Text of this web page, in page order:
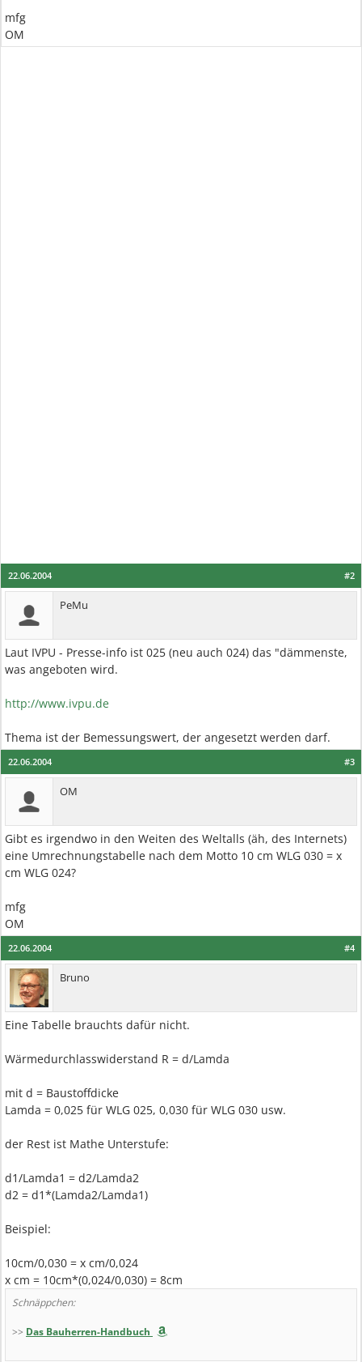
mfg
OM
#2
22.06.2004
PeMu
Laut IVPU - Presse-info ist 025 (neu auch 024) das "dämmenste,
was angeboten wird.
http://www.ivpu.de
Thema ist der Bemessungswert, der angesetzt werden darf.
#3
22.06.2004
OM
Gibt es irgendwo in den Weiten des Weltalls (äh, des Internets)
eine Umrechnungstabelle nach dem Motto 10 cm WLG 030 = x
cm WLG 024?
mfg
OM
#4
22.06.2004
Bruno
Eine Tabelle brauchts dafür nicht.
Wärmedurchlasswiderstand R = d/Lamda
mit d = Baustoffdicke
Lamda = 0,025 für WLG 025, 0,030 für WLG 030 usw.
der Rest ist Mathe Unterstufe:
d1/Lamda1 = d2/Lamda2
d2 = d1*(Lamda2/Lamda1)
Beispiel:
10cm/0,030 = x cm/0,024
x cm = 10cm*(0,024/0,030) = 8cm
Schnäppchen:
>> Das Bauherren-Handbuch